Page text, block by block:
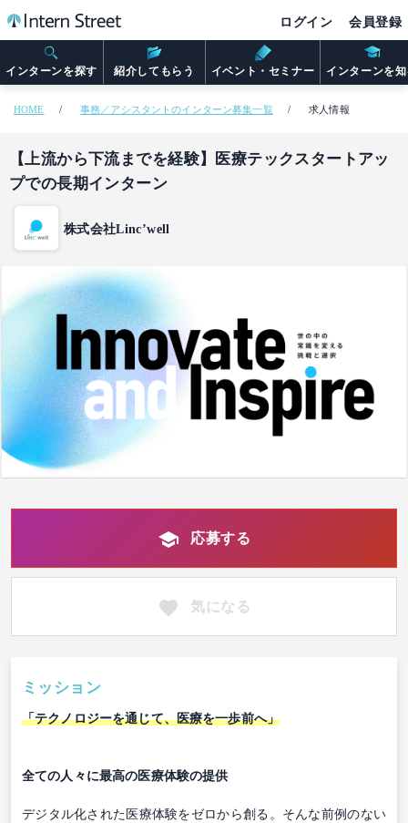
インターンを探す 紹介してもらう イベント・セミナー インターンを
ログイン 会員登録
HOME 事務／アシスタントのインターン募集一覧 求人情報
【上流から下流までを経験】医療テックスタートアッ
プでの長期インターン
株式会社Linc’well
応募する
気になる
ミッション
「テクノロジーを通じて、医療を一歩前へ」
全ての人々に最高の医療体験の提供
デジタル化された医療体験をゼロから創る。そんな前例のない